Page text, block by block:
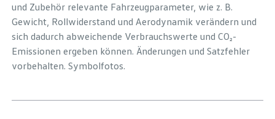
und Zubehör relevante Fahrzeugparameter, wie z. B.
Gewicht, Rollwiderstand und Aerodynamik verändern und
sich dadurch abweichende Verbrauchswerte und CO₂-
Emissionen ergeben können. Änderungen und Satzfehler
vorbehalten. Symbolfotos.